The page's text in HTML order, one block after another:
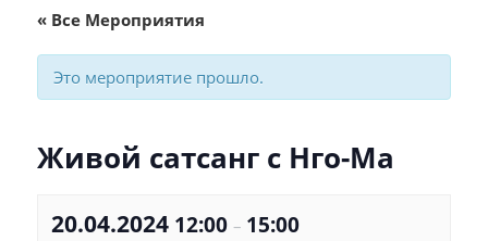
« Все Мероприятия
Это мероприятие прошло.
Живой сатсанг с Нго-Ма
20.04.2024 12:00– 15:00